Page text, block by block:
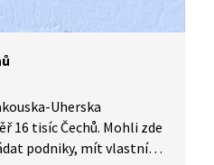
Uherska
16 tisíc Čechů. Mohli zde
podniky, mít vlastní